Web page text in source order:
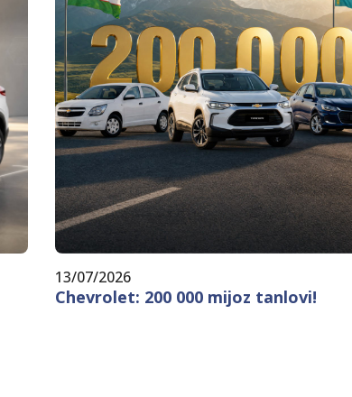
13/07/2026
Chevrolet: 200 000 mijoz tanlovi!